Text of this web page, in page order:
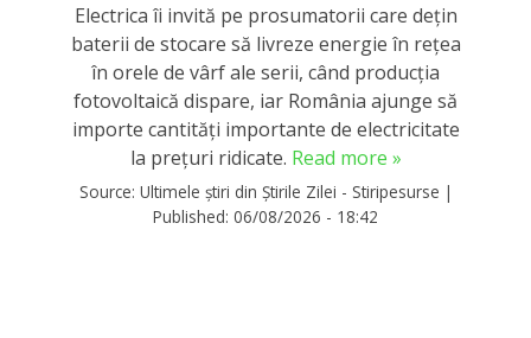
Electrica îi invită pe prosumatorii care dețin
baterii de stocare să livreze energie în rețea
în orele de vârf ale serii, când producția
fotovoltaică dispare, iar România ajunge să
importe cantități importante de electricitate
la prețuri ridicate. Read more »
Source: Ultimele știri din Știrile Zilei - Stiripesurse |
Published: 06/08/2026 - 18:42